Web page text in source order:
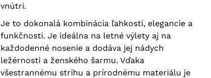
vnútri.
Je to dokonalá kombinácia ľahkosti, elegancie a
funkčnosti. Je ideálna na letné výlety aj na
každodenné nosenie a dodáva jej nádych
ležérnosti a ženského šarmu. Vďaka
všestrannému strihu a prírodnému materiálu je